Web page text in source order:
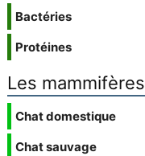
Bactéries
Protéines
Les mammifères
Chat domestique
Chat sauvage